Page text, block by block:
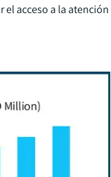
acceso a la atención